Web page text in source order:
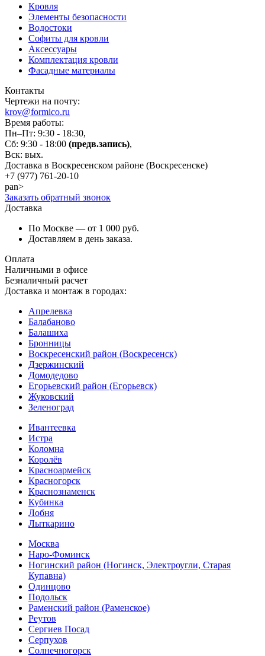
Кровля
Элементы безопасности
Водостоки
Софиты для кровли
Аксессуары
Комплектация кровли
Фасадные материалы
Контакты
Чертежи на почту:
krov@formico.ru
Время работы:
Пн–Пт: 9:30 - 18:30,
Сб: 9:30 - 18:00 (предв.запись),
Вск: вых.
Доставка в Воскресенском районе (Воскресенске)
+7 (977) 761-20-10
pan>
Заказать обратный звонок
Доставка
По Москве — от 1 000 руб.
Доставляем в день заказа.
Оплата
Наличными в офисе
Безналичный расчет
Доставка и монтаж в городах:
Апрелевка
Балабаново
Балашиха
Бронницы
Воскресенский район (Воскресенск)
Дзержинский
Домодедово
Егорьевский район (Егорьевск)
Жуковский
Зеленоград
Ивантеевка
Истра
Коломна
Королёв
Красноармейск
Красногорск
Краснознаменск
Кубинка
Лобня
Лыткарино
Москва
Наро-Фоминск
Ногинский район (Ногинск, Электроугли, Старая
Купавна)
Одинцово
Подольск
Раменский район (Раменское)
Реутов
Сергиев Посад
Серпухов
Солнечногорск